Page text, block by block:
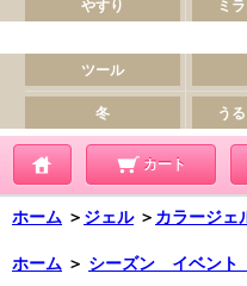
カート
ホーム ＞ ジェル ＞ カラージェ
ホーム ＞ シーズン イベン